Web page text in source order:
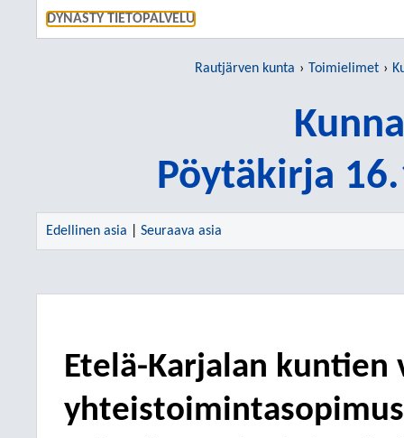
DYNASTY TIETOPALVELU
Rautjärven kunta Toimielimet
Pöytäkirja
Edellinen asia Seuraava asia
Etelä-Karjalan kuntien